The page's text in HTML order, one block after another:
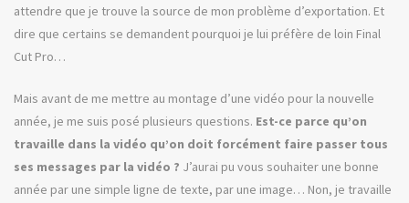
attendre que je trouve la source de mon problème d’exportation. Et
dire que certains se demandent pourquoi je lui préfère de loin Final
Cut Pro…
Mais avant de me mettre au montage d’une vidéo pour la nouvelle
année, je me suis posé plusieurs questions. Est-ce parce qu’on
travaille dans la vidéo qu’on doit forcément faire passer tous
ses messages par la vidéo ? J’aurai pu vous souhaiter une bonne
année par une simple ligne de texte, par une image… Non, je travaille